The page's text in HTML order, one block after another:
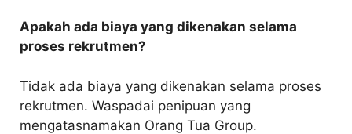
Apakah ada biaya yang dikenakan selama
proses rekrutmen?
Tidak ada biaya yang dikenakan selama proses
rekrutmen. Waspadai penipuan yang
mengatasnamakan Orang Tua Group.